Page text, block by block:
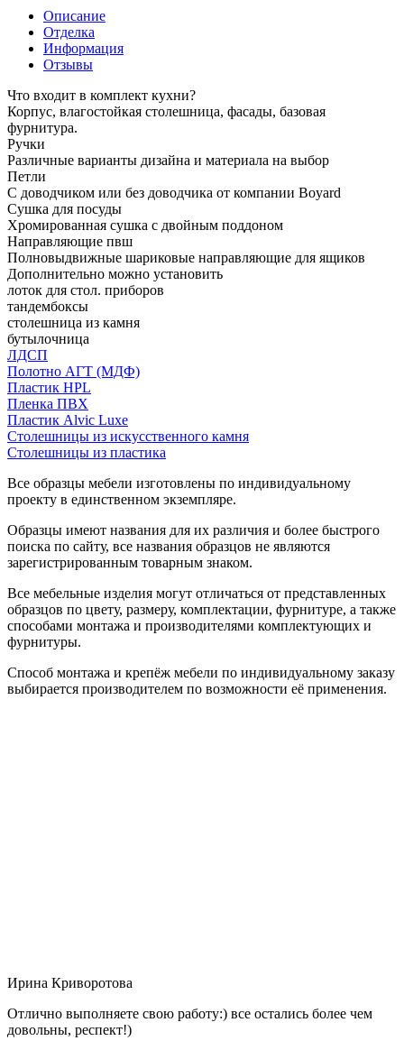
Описание
Отделка
Информация
Отзывы
Что входит в комплект кухни?
Корпус, влагостойкая столешница, фасады, базовая
фурнитура.
Ручки
Различные варианты дизайна и материала на выбор
Петли
С доводчиком или без доводчика от компании Boyard
Сушка для посуды
Хромированная сушка с двойным поддоном
Направляющие пвш
Полновыдвижные шариковые направляющие для ящиков
Дополнительно можно установить
лоток для стол. приборов
тандембоксы
столешница из камня
бутылочница
ЛДСП
Полотно АГТ (МДФ)
Пластик HPL
Пленка ПВХ
Пластик Alvic Luxe
Столешницы из искусственного камня
Столешницы из пластика
Все образцы мебели изготовлены по индивидуальному
проекту в единственном экземпляре.
Образцы имеют названия для их различия и более быстрого
поиска по сайту, все названия образцов не являются
зарегистрированным товарным знаком.
Все мебельные изделия могут отличаться от представленных
образцов по цвету, размеру, комплектации, фурнитуре, а также
способами монтажа и производителями комплектующих и
фурнитуры.
Способ монтажа и крепёж мебели по индивидуальному заказу
выбирается производителем по возможности её применения.
Ирина Криворотова
Отлично выполняете свою работу:) все остались более чем
довольны, респект!)